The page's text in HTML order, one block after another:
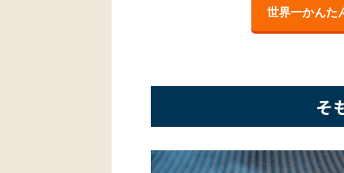
世界一かんた
そ